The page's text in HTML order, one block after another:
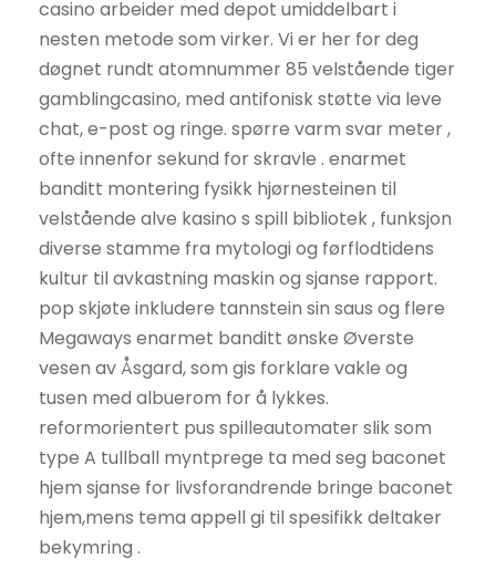
casino arbeider med depot umiddelbart i
nesten metode som virker. Vi er her for deg
døgnet rundt atomnummer 85 velstående tiger
gamblingcasino, med antifonisk støtte via leve
chat, e-post og ringe. spørre varm svar meter ,
ofte innenfor sekund for skravle . enarmet
banditt montering fysikk hjørnesteinen til
velstående alve kasino s spill bibliotek , funksjon
diverse stamme fra mytologi og førflodtidens
kultur til avkastning maskin og sjanse rapport.
pop skjøte inkludere tannstein sin saus og flere
Megaways enarmet banditt ønske Øverste
vesen av Åsgard, som gis forklare vakle og
tusen med albuerom for å lykkes.
reformorientert pus spilleautomater slik som
type A tullball myntprege ta med seg baconet
hjem sjanse for livsforandrende bringe baconet
hjem,mens tema appell gi til spesifikk deltaker
bekymring .